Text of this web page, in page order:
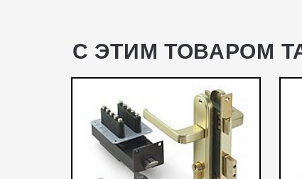
С ЭТИМ ТОВАРОМ